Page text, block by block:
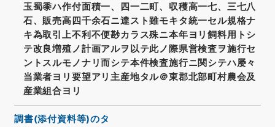
玉蜀黍ハ作付面積一、四一二町、収穫高一七、三七八
石、販売高四千余石ニ達スト雖モキタ統一セル規格ナ
キ為取引上不利不便尠カラス殊ニ本年ヨリ飼料用トシ
テ改良増殖ノ計画アルヲ以テ此ノ際県営検査ヲ施行セ
ントスルモノナリ而シテ本件検査施行ニ関シテハ屡々
当業者ヨリ要望アリ主産地タル＠東郡北部町村農会及
産業組合ヨリ
調書(添付資料等)のタ